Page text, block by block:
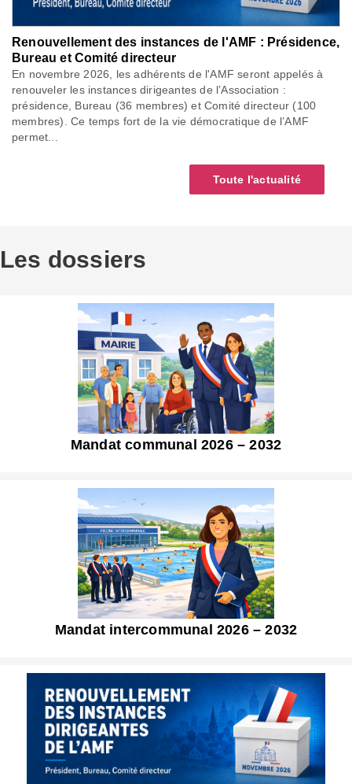
Renouvellement des instances de l'AMF : Présidence,
Bureau et Comité directeur
En novembre 2026, les adhérents de l'AMF seront appelés à
renouveler les instances dirigeantes de l’Association :
présidence, Bureau (36 membres) et Comité directeur (100
membres). Ce temps fort de la vie démocratique de l’AMF
permet...
Toute l'actualité
Les dossiers
Mandat communal 2026 – 2032
Mandat intercommunal 2026 – 2032